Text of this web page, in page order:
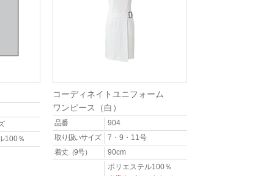
100％
コーディネイトユニフォーム
ワンピース（白）
品番
904
取り扱いサイズ
7・9・11号
着丈（9号）
90cm
ポリエステル100％